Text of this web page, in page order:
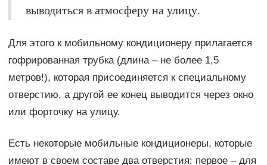
выводиться в атмосферу на улицу.
Для этого к мобильному кондиционеру прилагается
гофрированная трубка (длина – не более 1,5
метров!), которая присоединяется к специальному
отверстию, а другой ее конец выводится через окно
или форточку на улицу.
Есть некоторые мобильные кондиционеры, которые
имеют в своем составе два отверстия: первое – для